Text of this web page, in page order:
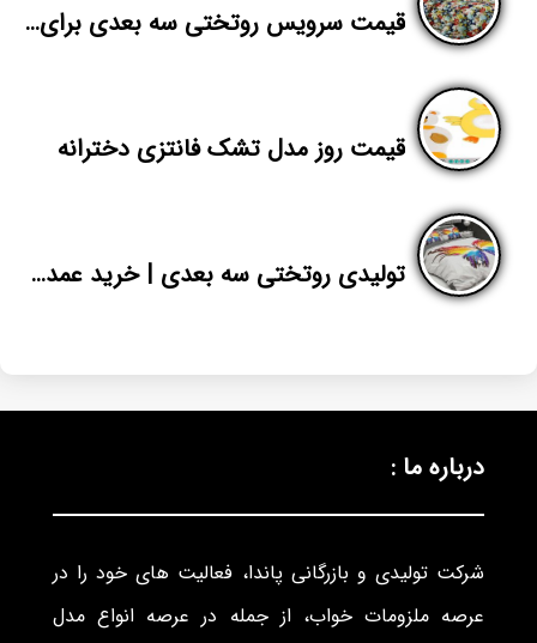
قیمت سرویس روتختی سه بعدی برای صادرات
قیمت روز مدل تشک فانتزی دخترانه
تولیدی روتختی سه بعدی | خرید عمده جدیدترین روتختی تهران | پاندا
درباره ما :
شرکت تولیدی و بازرگانی پاندا، فعالیت های خود را در
عرصه ملزومات خواب، از جمله در عرصه انواع مدل